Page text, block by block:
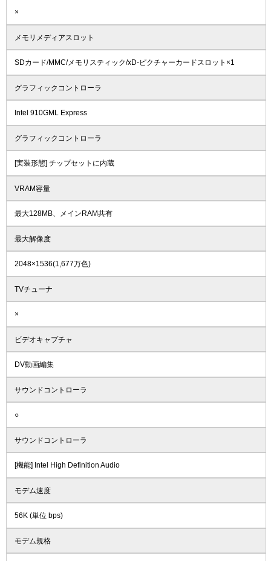
×
メモリメディアスロット
SDカード/MMC/メモリスティック/xD-ピクチャーカードスロット×1
グラフィックコントローラ
Intel 910GML Express
グラフィックコントローラ
[実装形態] チップセットに内蔵
VRAM容量
最大128MB、メインRAM共有
最大解像度
2048×1536(1,677万色)
TVチューナ
×
ビデオキャプチャ
DV動画編集
サウンドコントローラ
○
サウンドコントローラ
[機能] Intel High Definition Audio
モデム速度
56K (単位 bps)
モデム規格